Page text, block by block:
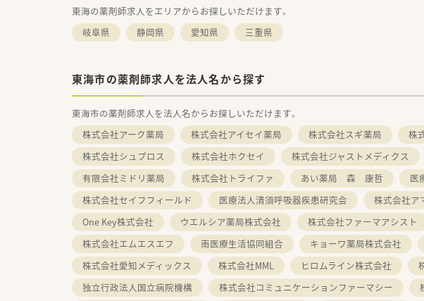
東海の薬剤師求人をエリアからお探しいただけます。
岐阜県
静岡県 愛知県 三重県
東海市の薬剤師求人を法人名から探す
東海市の薬剤師求人を法人名からお探しいただけます。
株式会社アーク薬局
株式会社アイセイ薬局 株式会社スギ薬局 株
株式会社シュプロス
株式会社ホクセイ 株式会社ジャストメディクス
有限会社ミドリ薬局
株式会社トライファ あい薬局 森 康哲 医
株式会社セイフフィールド
医療法人清須呼吸器疾患研究会 株式会社ア
One Key株式会社
ウエルシア薬局株式会社 株式会社ファーマアシスト
株式会社エムエスエフ
南医療生活協同組合 キョーワ薬局株式会社
株式会社愛知メディックス
株式会社MML ヒロムライン株式会社
独立行政法人国立病院機構
株式会社コミュニケーションファーマシー